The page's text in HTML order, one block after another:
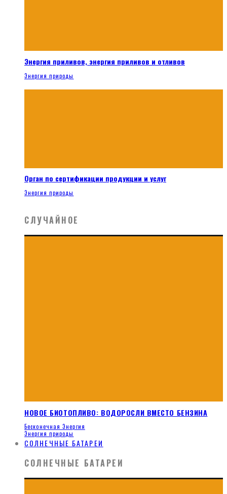
Энергия приливов, энергия приливов и отливов
Энергия природы
Орган по сертификации продукции и услуг
Энергия природы
СЛУЧАЙНОЕ
НОВОЕ БИОТОПЛИВО: ВОДОРОСЛИ ВМЕСТО БЕНЗИНА
Бесконечная Энергия
Энергия природы
СОЛНЕЧНЫЕ БАТАРЕИ
СОЛНЕЧНЫЕ БАТАРЕИ